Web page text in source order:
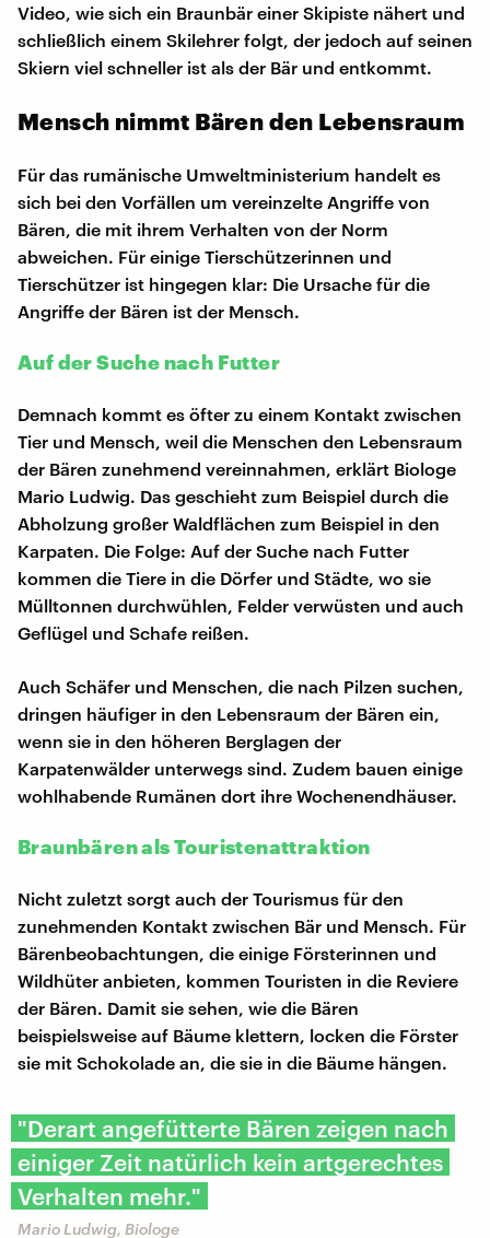
Video, wie sich ein Braunbär einer Skipiste nähert und
schließlich einem Skilehrer folgt, der jedoch auf seinen
Skiern viel schneller ist als der Bär und entkommt.
Mensch nimmt Bären den Lebensraum
Für das rumänische Umweltministerium handelt es
sich bei den Vorfällen um vereinzelte Angriffe von
Bären, die mit ihrem Verhalten von der Norm
abweichen. Für einige Tierschützerinnen und
Tierschützer ist hingegen klar: Die Ursache für die
Angriffe der Bären ist der Mensch.
Auf der Suche nach Futter
Demnach kommt es öfter zu einem Kontakt zwischen
Tier und Mensch, weil die Menschen den Lebensraum
der Bären zunehmend vereinnahmen, erklärt Biologe
Mario Ludwig. Das geschieht zum Beispiel durch die
Abholzung großer Waldflächen zum Beispiel in den
Karpaten. Die Folge: Auf der Suche nach Futter
kommen die Tiere in die Dörfer und Städte, wo sie
Mülltonnen durchwühlen, Felder verwüsten und auch
Geflügel und Schafe reißen.
Auch Schäfer und Menschen, die nach Pilzen suchen,
dringen häufiger in den Lebensraum der Bären ein,
wenn sie in den höheren Berglagen der
Karpatenwälder unterwegs sind. Zudem bauen einige
wohlhabende Rumänen dort ihre Wochenendhäuser.
Braunbären als Touristenattraktion
Nicht zuletzt sorgt auch der Tourismus für den
zunehmenden Kontakt zwischen Bär und Mensch. Für
Bärenbeobachtungen, die einige Försterinnen und
Wildhüter anbieten, kommen Touristen in die Reviere
der Bären. Damit sie sehen, wie die Bären
beispielsweise auf Bäume klettern, locken die Förster
sie mit Schokolade an, die sie in die Bäume hängen.
"Derart angefütterte Bären zeigen nach
einiger Zeit natürlich kein artgerechtes
Verhalten mehr."
Mario Ludwig, Biologe